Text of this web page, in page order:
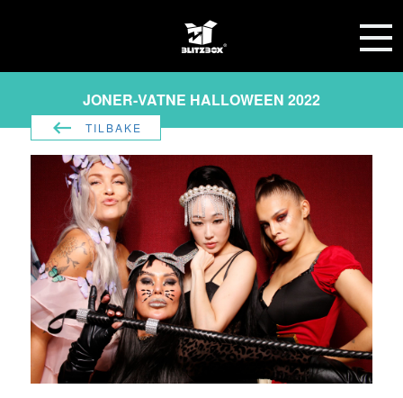
JONER-VATNE HALLOWEEN 2022
TILBAKE